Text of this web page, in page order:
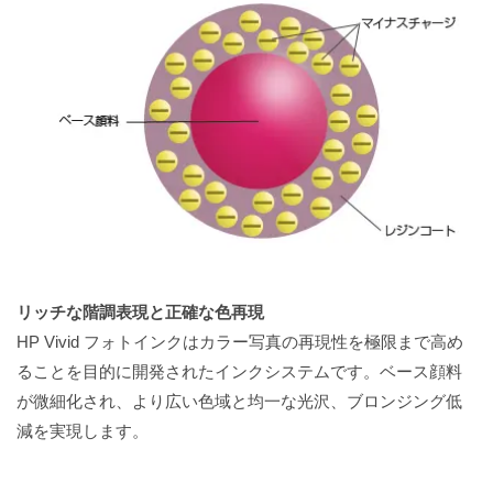
リッチな階調表現と正確な色再現
HP Vivid フォトインクはカラー写真の再現性を極限まで高め
ることを目的に開発されたインクシステムです。ベース顔料
が微細化され、より広い色域と均一な光沢、ブロンジング低
減を実現します。